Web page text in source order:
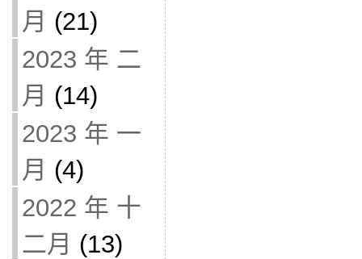
月 (21)
2023 年 二
月 (14)
2023 年 一
月 (4)
2022 年 十
二月 (13)